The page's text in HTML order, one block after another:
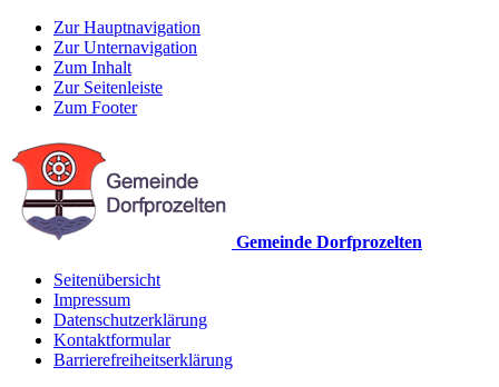
Zur Hauptnavigation
Zur Unternavigation
Zum Inhalt
Zur Seitenleiste
Zum Footer
Gemeinde Dorfprozelten
Seitenübersicht
Impressum
Datenschutzerklärung
Kontaktformular
Barrierefreiheitserklärung